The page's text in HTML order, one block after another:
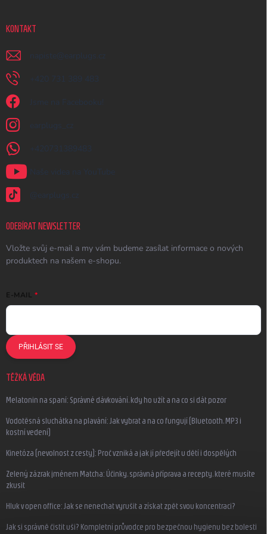
KONTAKT
napiste @ earplugs.cz
+420 731 389 483
Jsme na Facebooku!
earplugs_cz
+420731389483
Naše videa na YouTube
@earplugs.cz
ODEBÍRAT NEWSLETTER
Vložte svůj e-mail a my vám budeme zasílat informace o nových
produktech na našem e-shopu.
E-MAIL
PŘIHLÁSIT SE
TĚŽKÁ VĚDA
Melatonin na spaní: Správné dávkování, kdy ho užít a na co si dát pozor
Vodotěsná sluchátka na plavání: Jak vybrat a na co fungují (Bluetooth, MP3 i
kostní vedení)
Kinetóza (nevolnost z cesty): Proč vzniká a jak jí předejít u dětí i dospělých
Zelený zázrak jménem Matcha: Účinky, správná příprava a recepty, které musíte
zkusit
Hluk v open office: Jak se nenechat vyrušit a získat zpět svou koncentraci?
Jak si správně čistit uši? Kompletní průvodce pro bezpečnou hygienu bez bolesti